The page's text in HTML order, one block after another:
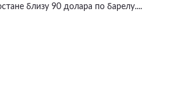
близу 90 долара по барелу....